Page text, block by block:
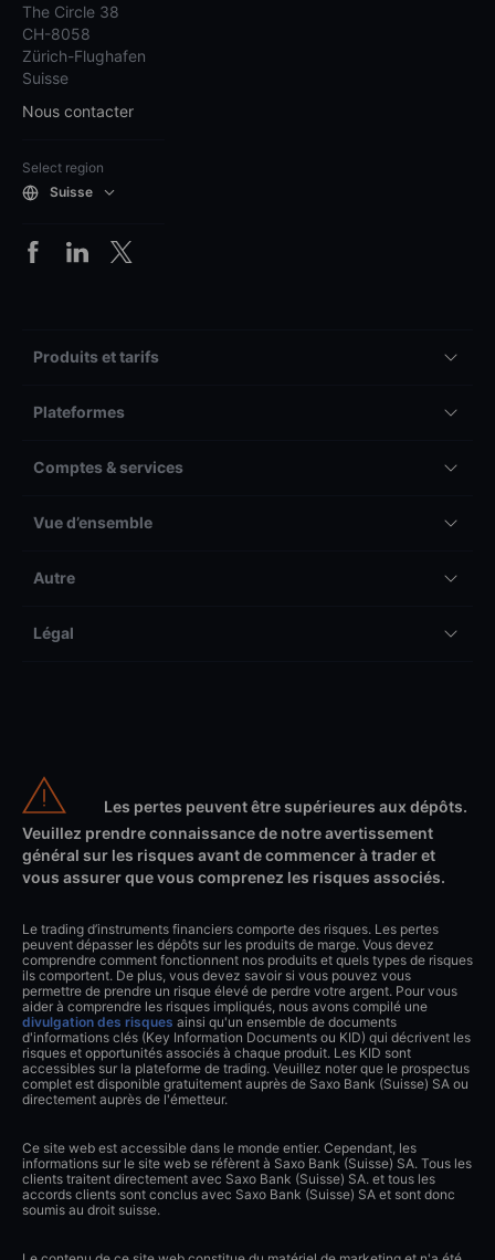
The Circle 38
CH-8058
Zürich-Flughafen
Suisse
Nous contacter
Select region
Suisse
Produits et tarifs
Plateformes
Comptes & services
Vue d’ensemble
Autre
Légal
Les pertes peuvent être supérieures aux dépôts.
Veuillez prendre connaissance de notre avertissement
général sur les risques avant de commencer à trader et
vous assurer que vous comprenez les risques associés.
Le trading d’instruments financiers comporte des risques. Les pertes
peuvent dépasser les dépôts sur les produits de marge. Vous devez
comprendre comment fonctionnent nos produits et quels types de risques
ils comportent. De plus, vous devez savoir si vous pouvez vous
permettre de prendre un risque élevé de perdre votre argent. Pour vous
aider à comprendre les risques impliqués, nous avons compilé une
divulgation des risques ainsi qu'un ensemble de documents
d'informations clés (Key Information Documents ou KID) qui décrivent les
risques et opportunités associés à chaque produit. Les KID sont
accessibles sur la plateforme de trading. Veuillez noter que le prospectus
complet est disponible gratuitement auprès de Saxo Bank (Suisse) SA ou
directement auprès de l'émetteur.
Ce site web est accessible dans le monde entier. Cependant, les
informations sur le site web se réfèrent à Saxo Bank (Suisse) SA. Tous les
clients traitent directement avec Saxo Bank (Suisse) SA. et tous les
accords clients sont conclus avec Saxo Bank (Suisse) SA et sont donc
soumis au droit suisse.